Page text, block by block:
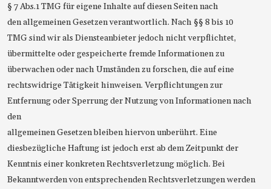
§ 7 Abs.1 TMG für eigene Inhalte auf diesen Seiten nach
den allgemeinen Gesetzen verantwortlich. Nach §§ 8 bis 10
TMG sind wir als Diensteanbieter jedoch nicht verpflichtet,
übermittelte oder gespeicherte fremde Informationen zu
überwachen oder nach Umständen zu forschen, die auf eine
rechtswidrige Tätigkeit hinweisen. Verpflichtungen zur
Entfernung oder Sperrung der Nutzung von Informationen nach
den
allgemeinen Gesetzen bleiben hiervon unberührt. Eine
diesbezügliche Haftung ist jedoch erst ab dem Zeitpunkt der
Kenntnis einer konkreten Rechtsverletzung möglich. Bei
Bekanntwerden von entsprechenden Rechtsverletzungen werden